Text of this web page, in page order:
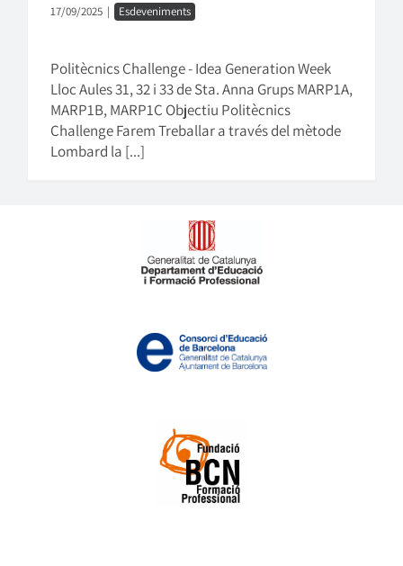
17/09/2025 | Esdeveniments
Politècnics Challenge - Idea Generation Week
Lloc Aules 31, 32 i 33 de Sta. Anna Grups MARP1A,
MARP1B, MARP1C Objectiu Politècnics
Challenge Farem Treballar a través del mètode
Lombard la [...]